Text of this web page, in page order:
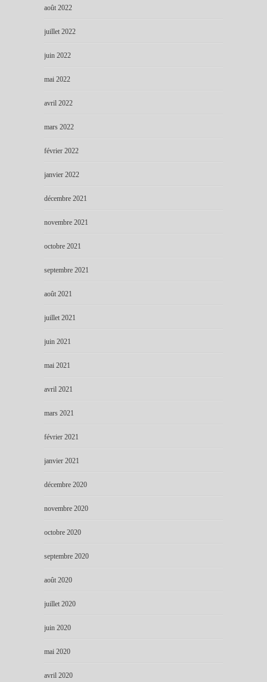
août 2022
juillet 2022
juin 2022
mai 2022
avril 2022
mars 2022
février 2022
janvier 2022
décembre 2021
novembre 2021
octobre 2021
septembre 2021
août 2021
juillet 2021
juin 2021
mai 2021
avril 2021
mars 2021
février 2021
janvier 2021
décembre 2020
novembre 2020
octobre 2020
septembre 2020
août 2020
juillet 2020
juin 2020
mai 2020
avril 2020